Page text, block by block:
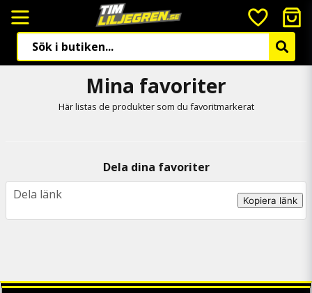
Mina favoriter
Här listas de produkter som du favoritmarkerat
Dela dina favoriter
Dela länk
Kopiera länk